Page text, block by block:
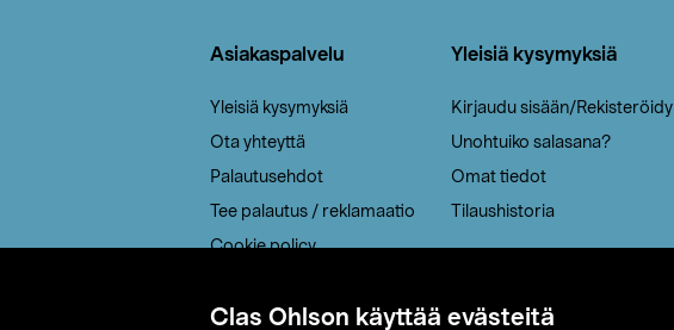
Clas Ohlson käyttää evästeitä
Asiakaspalvelu
Yleisiä kysymyksiä
Ota yhteyttä
Palautusehdot
Tee palautus / reklamaatio
Cookie policy
Saavutettavuus
Yleisiä kysymyksiä
Kirjaudu sisään/Rekisteröidy
Unohtuiko salasana?
Omat tiedot
Tilaushistoria